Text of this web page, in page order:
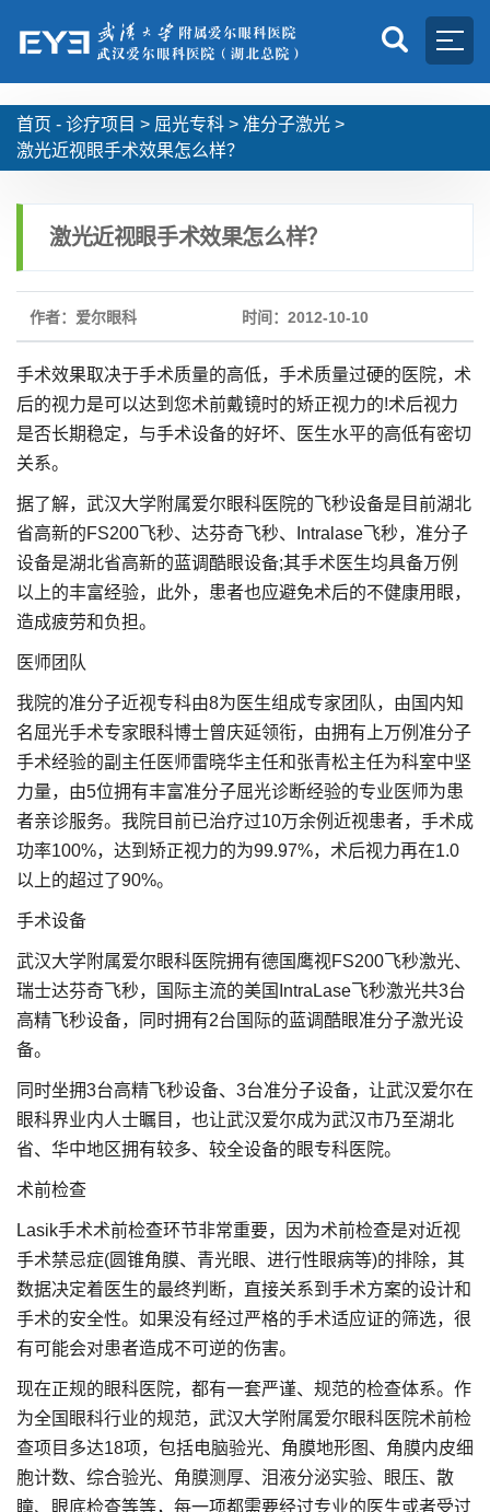
首页 - 诊疗项目 > 屈光专科 > 准分子激光 >
激光近视眼手术效果怎么样？
激光近视眼手术效果怎么样？
作者：爱尔眼科 时间：2012-10-10
手术效果取决于手术质量的高低，手术质量过硬的医院，术
后的视力是可以达到您术前戴镜时的矫正视力的!术后视力
是否长期稳定，与手术设备的好坏、医生水平的高低有密切
关系。
据了解，武汉大学附属爱尔眼科医院的飞秒设备是目前湖北
省高新的FS200飞秒、达芬奇飞秒、Intralase飞秒，准分子
设备是湖北省高新的蓝调酷眼设备;其手术医生均具备万例
以上的丰富经验，此外，患者也应避免术后的不健康用眼，
造成疲劳和负担。
医师团队
我院的准分子近视专科由8为医生组成专家团队，由国内知
名屈光手术专家眼科博士曾庆延领衔，由拥有上万例准分子
手术经验的副主任医师雷晓华主任和张青松主任为科室中坚
力量，由5位拥有丰富准分子屈光诊断经验的专业医师为患
者亲诊服务。我院目前已治疗过10万余例近视患者，手术成
功率100%，达到矫正视力的为99.97%，术后视力再在1.0
以上的超过了90%。
手术设备
武汉大学附属爱尔眼科医院拥有德国鹰视FS200飞秒激光、
瑞士达芬奇飞秒，国际主流的美国IntraLase飞秒激光共3台
高精飞秒设备，同时拥有2台国际的蓝调酷眼准分子激光设
备。
同时坐拥3台高精飞秒设备、3台准分子设备，让武汉爱尔在
眼科界业内人士瞩目，也让武汉爱尔成为武汉市乃至湖北
省、华中地区拥有较多、较全设备的眼专科医院。
术前检查
Lasik手术术前检查环节非常重要，因为术前检查是对近视
手术禁忌症(圆锥角膜、青光眼、进行性眼病等)的排除，其
数据决定着医生的最终判断，直接关系到手术方案的设计和
手术的安全性。如果没有经过严格的手术适应证的筛选，很
有可能会对患者造成不可逆的伤害。
现在正规的眼科医院，都有一套严谨、规范的检查体系。作
为全国眼科行业的规范，武汉大学附属爱尔眼科医院术前检
查项目多达18项，包括电脑验光、角膜地形图、角膜内皮细
胞计数、综合验光、角膜测厚、泪液分泌实验、眼压、散
瞳、眼底检查等等，每一项都需要经过专业的医生或者受过